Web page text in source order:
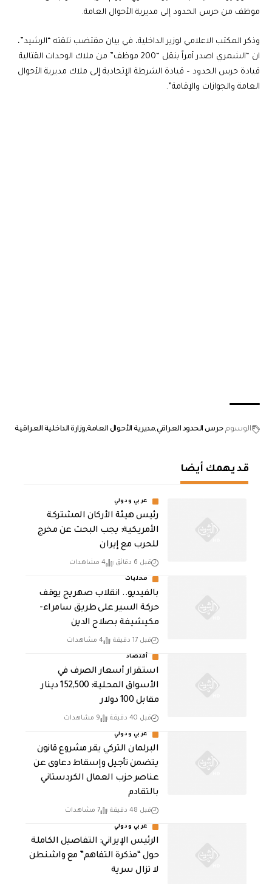
موظف من حرس الحدود إلى مديرية الأحوال العامة.
وذكر المكتب الاعلامي لوزير الداخلية، في بيان مقتضب تلقته “الرشيد”،
ان “الشمري اصدر أمراً بنقل “200 موظف” من ملاك الوحدات القتالية
قيادة حرس الحدود – قيادة الشرطة الإتحادية إلى ملاك مديرية الأحوال
العامة والجوازات والإقامة”.
الوسوم حرس الحدود العراقيمديرية الأحوال العامة وزارة الداخلية العراقية
قد يهمك أيضا
عربي ودولي
رئيس هيئة الأركان المشتركة
الأمريكية: يجب البحث عن مخرج
للحرب مع إيران
قبل 6 دقائق 4 مشاهدات
محليات
بالفيديو.. انقلاب صهريج يوقف
حركة السير على طريق سامراء-
مكيشيفة بصلاح الدين
قبل 17 دقيقة 4 مشاهدات
أقتصاد
استقرار أسعار الصرف في
الأسواق المحلية: 152,500 دينار
مقابل 100 دولار
قبل 40 دقيقة 9 مشاهدات
عربي ودولي
البرلمان التركي يقر مشروع قانون
يتضمن تأجيل وإسقاط دعاوى عن
عناصر حزب العمال الكردستاني
بالتقادم
قبل 48 دقيقة 7 مشاهدات
عربي ودولي
الرئيس الإيراني: التفاصيل الكاملة
حول “مذكرة التفاهم” مع واشنطن
لا تزال سرية